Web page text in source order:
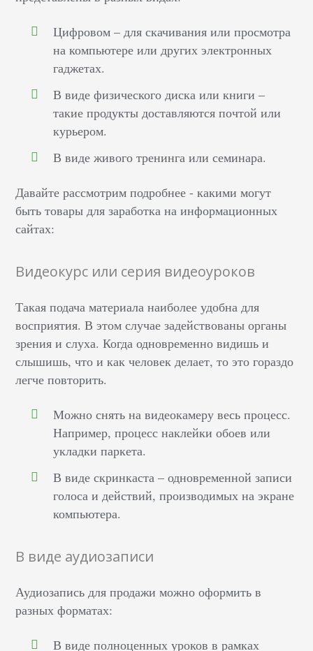
Цифровом – для скачивания или просмотра
на компьютере или других электронных
гаджетах.
В виде физического диска или книги –
такие продукты доставляются почтой или
курьером.
В виде живого тренинга или семинара.
Давайте рассмотрим подробнее - какими могут
быть товары для заработка на информационных
сайтах:
Видеокурс или серия видеоуроков
Такая подача материала наиболее удобна для
восприятия. В этом случае задействованы органы
зрения и слуха. Когда одновременно видишь и
слышишь, что и как человек делает, то это гораздо
легче повторить.
Можно снять на видеокамеру весь процесс.
Например, процесс наклейки обоев или
укладки паркета.
В виде скринкаста – одновременной записи
голоса и действий, производимых на экране
компьютера.
В виде аудиозаписи
Аудиозапись для продажи можно оформить в
разных форматах:
В виде полноценных уроков в рамках